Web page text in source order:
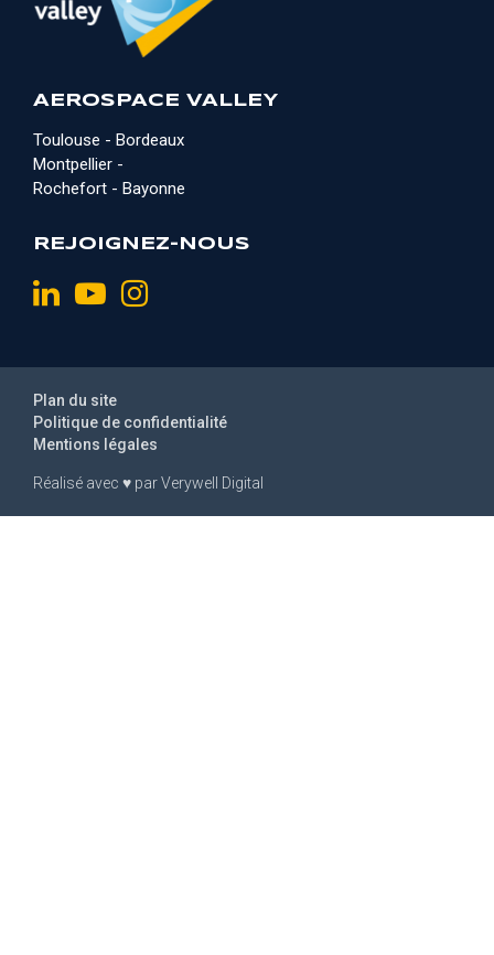
AEROSPACE VALLEY
Toulouse - Bordeaux
Montpellier -
Rochefort - Bayonne
REJOIGNEZ-NOUS
Réalisé avec ♥ parVerywell Digital
Mentions légales
Politique de confidentialité
Plan du site